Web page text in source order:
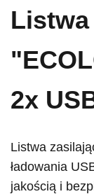
2x
Listwa
ładowania
jakością i